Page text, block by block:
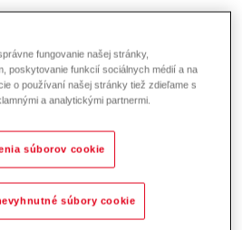
TopTronic E
fungovanie našej stránky,
poskytovanie funkcií sociálnych médií a na
o používaní našej stránky tiež zdieľame s
a analytickými partnermi.
súborov cookie
súbory cookie